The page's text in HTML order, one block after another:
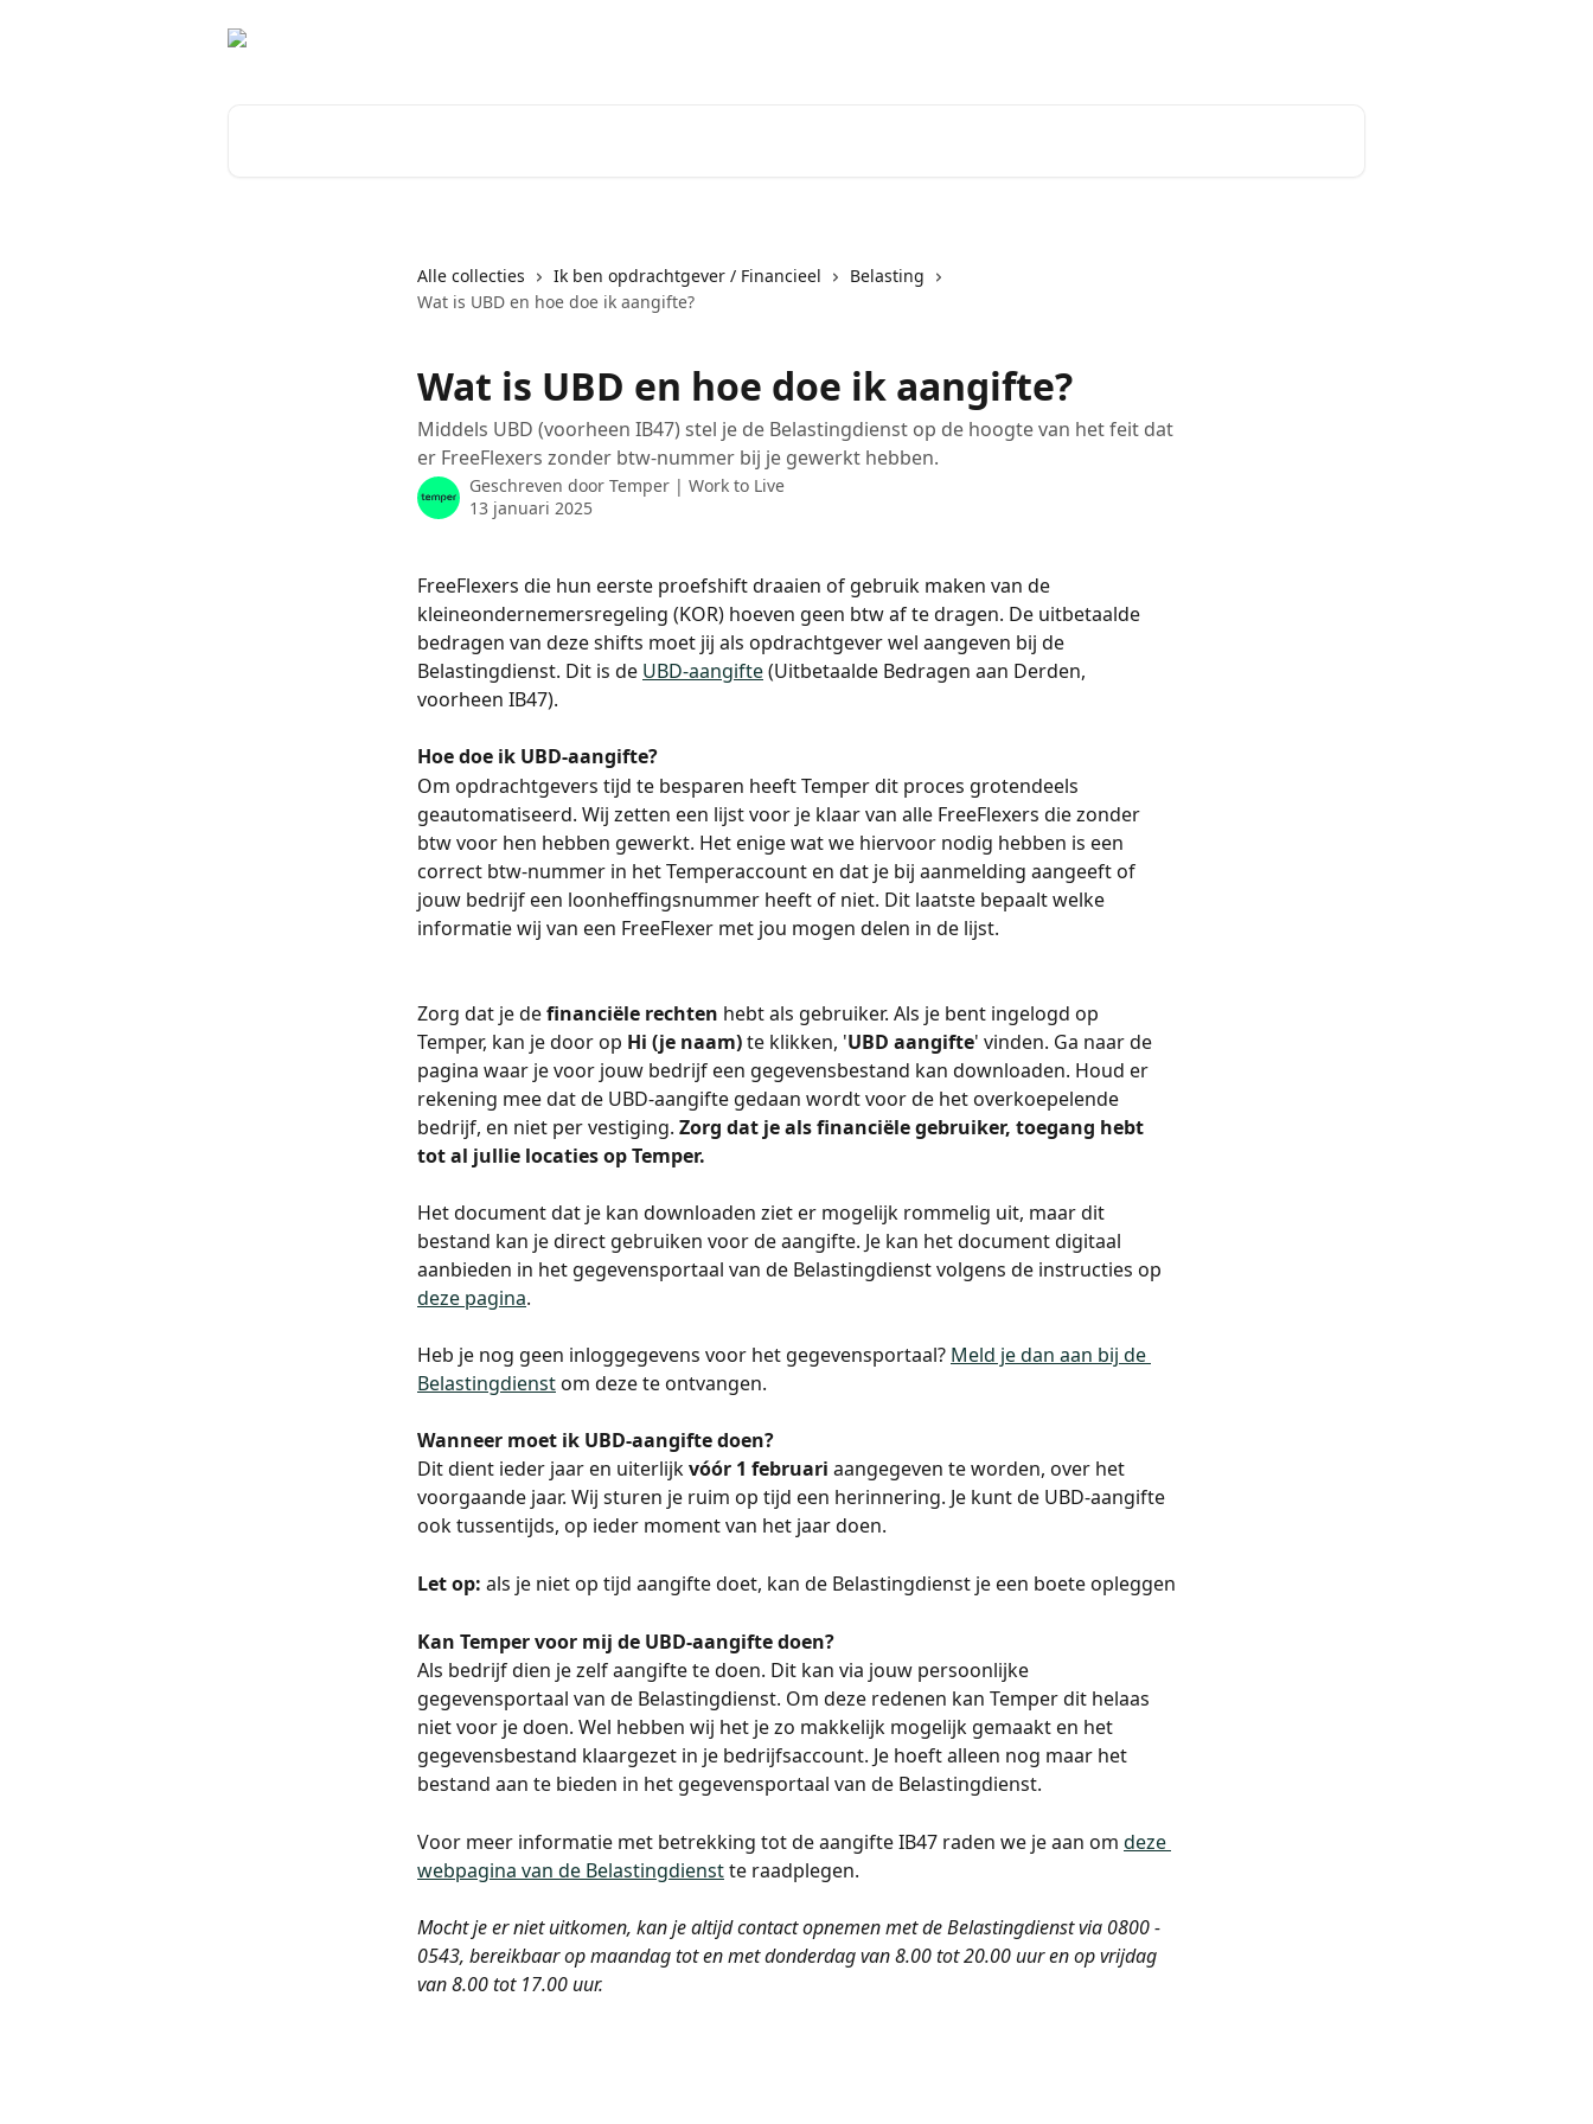
Alle collecties Ik ben opdrachtgever / Financieel
Belasting
Wat is UBD en hoe doe ik aangifte?
Wat is UBD en hoe doe ik aangifte?
Middels UBD (voorheen IB47) stel je de Belastingdienst op de hoogte van het feit dat
er FreeFlexers zonder btw-nummer bij je gewerkt hebben.
Geschreven door Temper | Work to Live
13 januari 2025
FreeFlexers die hun eerste proefshift draaien of gebruik maken van de
kleineondernemersregeling (KOR) hoeven geen btw af te dragen. De uitbetaalde
bedragen van deze shifts moet jij als opdrachtgever wel aangeven bij de
Belastingdienst. Dit is de UBD-aangifte (Uitbetaalde Bedragen aan Derden,
voorheen IB47).
Hoe doe ik UBD-aangifte?
Om opdrachtgevers tijd te besparen heeft Temper dit proces grotendeels
geautomatiseerd. Wij zetten een lijst voor je klaar van alle FreeFlexers die zonder
btw voor hen hebben gewerkt. Het enige wat we hiervoor nodig hebben is een
correct btw-nummer in het Temperaccount en dat je bij aanmelding aangeeft of
jouw bedrijf een loonheffingsnummer heeft of niet. Dit laatste bepaalt welke
informatie wij van een FreeFlexer met jou mogen delen in de lijst.
Zorg dat je de financiële rechten hebt als gebruiker. Als je bent ingelogd op
Temper, kan je door op Hi (je naam) te klikken, 'UBD aangifte' vinden. Ga naar de
pagina waar je voor jouw bedrijf een gegevensbestand kan downloaden. Houd er
rekening mee dat de UBD-aangifte gedaan wordt voor de het overkoepelende
bedrijf, en niet per vestiging. Zorg dat je als financiële gebruiker, toegang hebt
tot al jullie locaties op Temper.
Het document dat je kan downloaden ziet er mogelijk rommelig uit, maar dit
bestand kan je direct gebruiken voor de aangifte. Je kan het document digitaal
aanbieden in het gegevensportaal van de Belastingdienst volgens de instructies op
deze pagina.
Heb je nog geen inloggegevens voor het gegevensportaal? Meld je dan aan bij de
Belastingdienst om deze te ontvangen.
Wanneer moet ik UBD-aangifte doen?
Dit dient ieder jaar en uiterlijk vóór 1 februari aangegeven te worden, over het
voorgaande jaar. Wij sturen je ruim op tijd een herinnering. Je kunt de UBD-aangifte
ook tussentijds, op ieder moment van het jaar doen.
Let op: als je niet op tijd aangifte doet, kan de Belastingdienst je een boete opleggen
Kan Temper voor mij de UBD-aangifte doen?
Als bedrijf dien je zelf aangifte te doen. Dit kan via jouw persoonlijke
gegevensportaal van de Belastingdienst. Om deze redenen kan Temper dit helaas
niet voor je doen. Wel hebben wij het je zo makkelijk mogelijk gemaakt en het
gegevensbestand klaargezet in je bedrijfsaccount. Je hoeft alleen nog maar het
bestand aan te bieden in het gegevensportaal van de Belastingdienst.
Voor meer informatie met betrekking tot de aangifte IB47 raden we je aan om deze
webpagina van de Belastingdienst te raadplegen.
Mocht je er niet uitkomen, kan je altijd contact opnemen met de Belastingdienst via 0800 -
0543, bereikbaar op maandag tot en met donderdag van 8.00 tot 20.00 uur en op vrijdag
van 8.00 tot 17.00 uur.